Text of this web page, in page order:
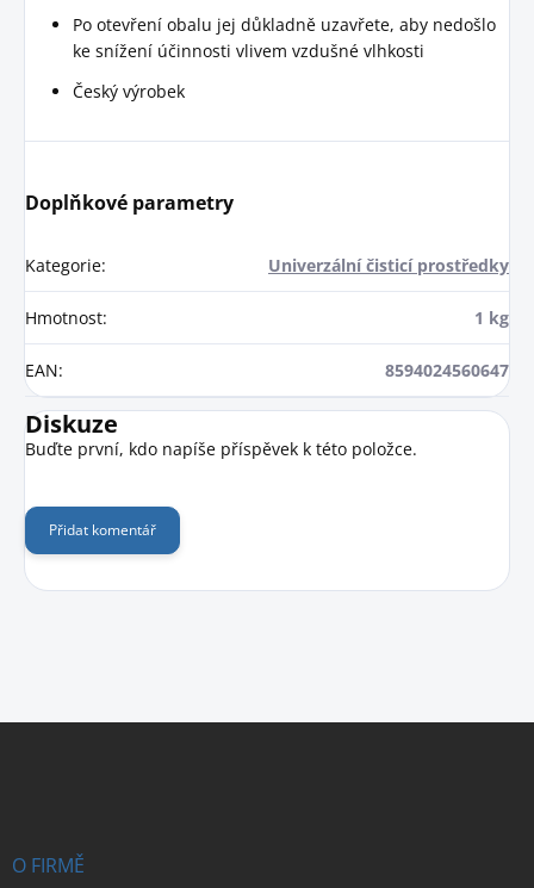
Po otevření obalu jej důkladně uzavřete, aby nedošlo
ke snížení účinnosti vlivem vzdušné vlhkosti
Český výrobek
Doplňkové parametry
Kategorie: Univerzální čisticí prostředky
Hmotnost: 1 kg
EAN: 8594024560647
Diskuze
Buďte první, kdo napíše příspěvek k této položce.
Přidat komentář
Z
O FIRMĚ